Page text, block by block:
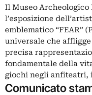
Il Museo
l’esposizione
emblematico “FEAR”
universale che affligge
precisa
fondamentale della
giochi negli anfiteatri,
Comunicato